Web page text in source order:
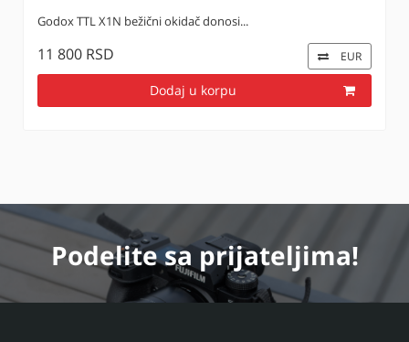
Godox TTL X1N bežični okidač donosi...
11 800 RSD EUR
Dodaj u korpu
Podelitesa prijateljima!